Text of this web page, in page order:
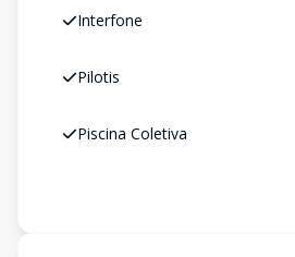
Interfone
Pilotis
Piscina Coletiva